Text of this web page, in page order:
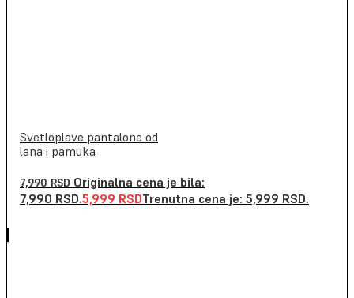
Svetloplave pantalone od
lana i pamuka
7,990RSD Originalna cena je bila:
7,990 RSD.5,999 RSDTrenutna cena je: 5,999 RSD.